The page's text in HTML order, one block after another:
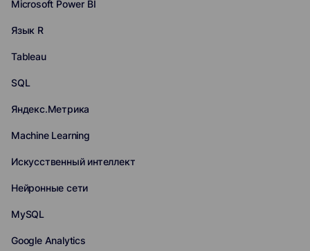
Microsoft Power BI
Язык R
Tableau
SQL
Яндекс.Метрика
Machine Learning
Искусственный интеллект
Нейронные сети
MySQL
Google Analytics